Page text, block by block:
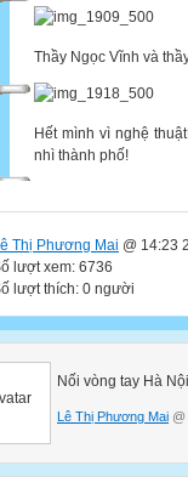
Thầy Ngọc Vĩnh và
Hết mình vì nghệ
nhì thành phố!
Thị Phương Mai @ 14:23
lượt xem: 6736
lượt thích: 0 người
Nối vòng tay Hà
Lê Thị Phương Mai